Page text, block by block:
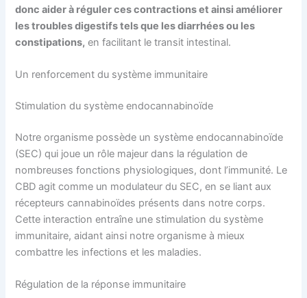
donc aider à réguler ces contractions et ainsi améliorer
les troubles digestifs tels que les diarrhées ou les
constipations, en facilitant le transit intestinal.
Un renforcement du système immunitaire
Stimulation du système endocannabinoïde
Notre organisme possède un système endocannabinoïde
(SEC) qui joue un rôle majeur dans la régulation de
nombreuses fonctions physiologiques, dont l’immunité. Le
CBD agit comme un modulateur du SEC, en se liant aux
récepteurs cannabinoïdes présents dans notre corps.
Cette interaction entraîne une stimulation du système
immunitaire, aidant ainsi notre organisme à mieux
combattre les infections et les maladies.
Régulation de la réponse immunitaire